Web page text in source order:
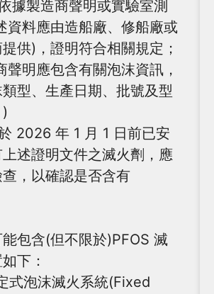
製造商聲明或實驗室測
資料應由造船廠、修船廠或
供)，證明符合相關規定；
聲明應包含有關泡沫資訊，
型、生產日期、批號及型
年 1 月 1 日前已安
述證明文件之滅火劑，應
，以確認是否含有
包含(但不限於)PFOS 滅
下：
泡沫滅火系統(Fixed